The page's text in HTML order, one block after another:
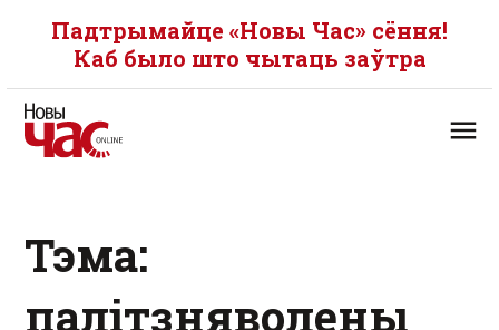
Падтрымайце «Новы Час» сёння!
Каб было што чытаць заўтра
Тэма:
палітзняволены